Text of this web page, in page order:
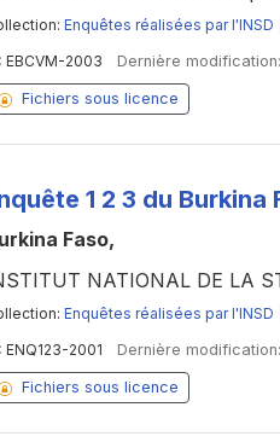
Enquêtes réalisées par l'INSD
EBCVM-2003 Dernière modification:
Fichiers sous licence
1 2 3 du Burkina
Faso,
NATIONAL DE LA
Enquêtes réalisées par l'INSD
ENQ123-2001 Dernière modification:
Fichiers sous licence